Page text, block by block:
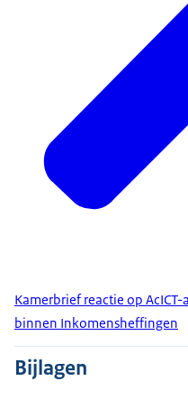
Kamerbrief reactie op
binnen Inkomensheffingen
Bijlagen